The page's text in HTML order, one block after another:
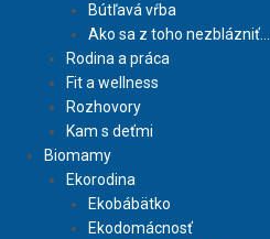
Bútľavá vŕba
Ako sa z toho nezblázniť…
Rodina a práca
Fit a wellness
Rozhovory
Kam s deťmi
Biomamy
Ekorodina
Ekobábätko
Ekodomácnosť